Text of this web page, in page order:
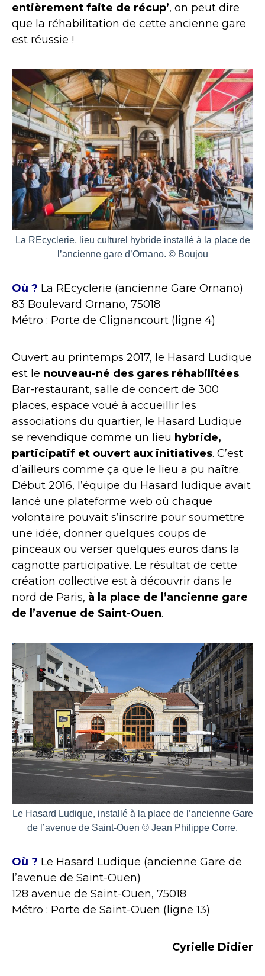
entièrement faite de récup’, on peut dire
que la réhabilitation de cette ancienne gare
est réussie !
La REcyclerie, lieu culturel hybride installé à la place de
l’ancienne gare d’Ornano. © Boujou
Où ? La REcyclerie (ancienne Gare Ornano)
83 Boulevard Ornano, 75018
Métro : Porte de Clignancourt (ligne 4)
Ouvert au printemps 2017, le Hasard Ludique
est le nouveau-né des gares réhabilitées.
Bar-restaurant, salle de concert de 300
places, espace voué à accueillir les
associations du quartier, le Hasard Ludique
se revendique comme un lieu hybride,
participatif et ouvert aux initiatives. C’est
d’ailleurs comme ça que le lieu a pu naître.
Début 2016, l’équipe du Hasard ludique avait
lancé une plateforme web où chaque
volontaire pouvait s’inscrire pour soumettre
une idée, donner quelques coups de
pinceaux ou verser quelques euros dans la
cagnotte participative. Le résultat de cette
création collective est à découvrir dans le
nord de Paris, à la place de l’ancienne gare
de l’avenue de Saint-Ouen.
Le Hasard Ludique, installé à la place de l’ancienne Gare
de l’avenue de Saint-Ouen © Jean Philippe Corre.
Où ? Le Hasard Ludique (ancienne Gare de
l’avenue de Saint-Ouen)
128 avenue de Saint-Ouen, 75018
Métro : Porte de Saint-Ouen (ligne 13)
Cyrielle Didier